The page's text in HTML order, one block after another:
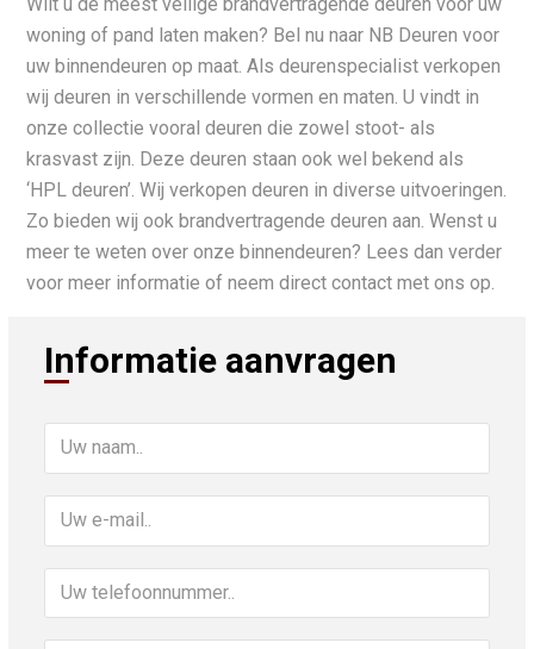
woning of pand laten maken? Bel nu naar NB Deuren voor
uw binnendeuren op maat. Als deurenspecialist verkopen
wij deuren in verschillende vormen en maten. U vindt in
onze collectie vooral deuren die zowel stoot- als
krasvast zijn. Deze deuren staan ook wel bekend als
‘HPL deuren’. Wij verkopen deuren in diverse uitvoeringen.
Zo bieden wij ook brandvertragende deuren aan. Wenst u
meer te weten over onze binnendeuren? Lees dan verder
voor meer informatie of neem direct contact met ons op.
Informatie aanvragen